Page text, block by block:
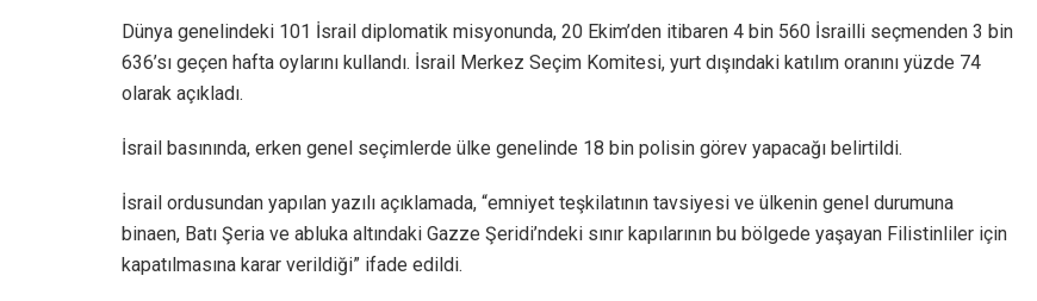
Dünya genelindeki 101 İsrail diplomatik misyonunda, 20 Ekim’den itibaren 4 bin 560 İsrailli seçmenden 3 bin
636’sı geçen hafta oylarını kullandı. İsrail Merkez Seçim Komitesi, yurt dışındaki katılım oranını yüzde 74
olarak açıkladı.
İsrail basınında, erken genel seçimlerde ülke genelinde 18 bin polisin görev yapacağı belirtildi.
İsrail ordusundan yapılan yazılı açıklamada, “emniyet teşkilatının tavsiyesi ve ülkenin genel durumuna
binaen, Batı Şeria ve abluka altındaki Gazze Şeridi’ndeki sınır kapılarının bu bölgede yaşayan Filistinliler için
kapatılmasına karar verildiği” ifade edildi.